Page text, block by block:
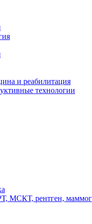
и реабилитация
технологии
МСКТ, рентген,